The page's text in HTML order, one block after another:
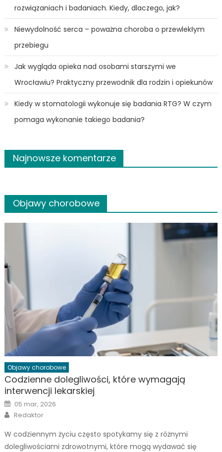
rozwiązaniach i badaniach. Kiedy, dlaczego, jak?
Niewydolność serca – poważna choroba o przewlekłym
przebiegu
Jak wygląda opieka nad osobami starszymi we
Wrocławiu? Praktyczny przewodnik dla rodzin i opiekunów
Kiedy w stomatologii wykonuje się badania RTG? W czym
pomaga wykonanie takiego badania?
Najnowsze komentarze
Objawy chorobowe
Objawy chorobowe
Codzienne dolegliwości, które wymagają
interwencji lekarskiej
Posted
on
05 mar, 2026
Author
Redaktor
W codziennym życiu często spotykamy się z różnymi
dolegliwościami zdrowotnymi, które mogą wydawać się